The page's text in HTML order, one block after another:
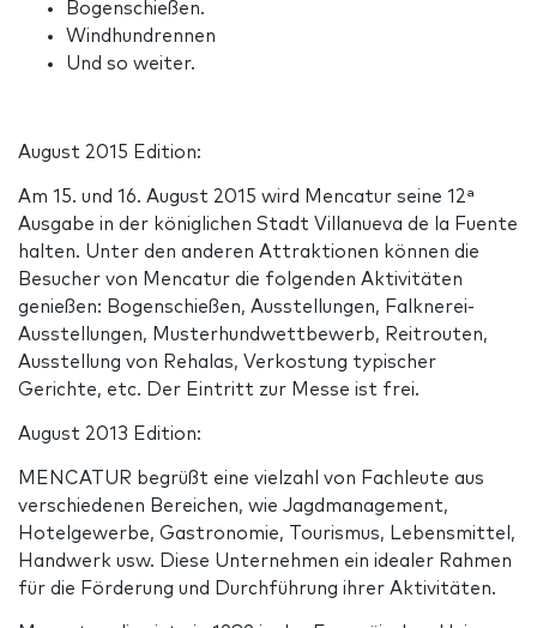
Bogenschießen.
Windhundrennen
Und so weiter.
August 2015 Edition:
Am 15. und 16. August 2015 wird Mencatur seine 12ª
Ausgabe in der königlichen Stadt Villanueva de la Fuente
halten. Unter den anderen Attraktionen können die
Besucher von Mencatur die folgenden Aktivitäten
genießen: Bogenschießen, Ausstellungen, Falknerei-
Ausstellungen, Musterhundwettbewerb, Reitrouten,
Ausstellung von Rehalas, Verkostung typischer
Gerichte, etc. Der Eintritt zur Messe ist frei.
August 2013 Edition:
MENCATUR begrüßt eine vielzahl von Fachleute aus
verschiedenen Bereichen, wie Jagdmanagement,
Hotelgewerbe, Gastronomie, Tourismus, Lebensmittel,
Handwerk usw. Diese Unternehmen ein idealer Rahmen
für die Förderung und Durchführung ihrer Aktivitäten.